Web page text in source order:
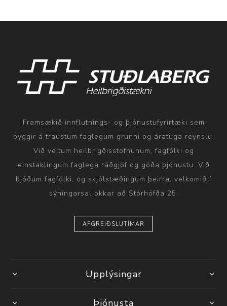
Framsækið innflutnings- og þjónustufyrirtæki sem
byggir á traustum faglegum grunni og áratuga reynslu.
Við veitum heilbrigðisstofnunum, fagfólki og
einstaklingum faglega ráðgjöf og góða þjónustu. Við
bjóðum fagfólki, og skjólstæðingum þeirra, velkomið í
sýningarsal okkar að Stórhöfða 25.
AFGREIÐSLUTÍMAR
Upplýsingar
Þjónusta